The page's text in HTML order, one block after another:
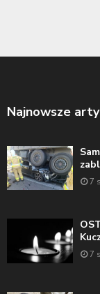
Najnowsze
7
7